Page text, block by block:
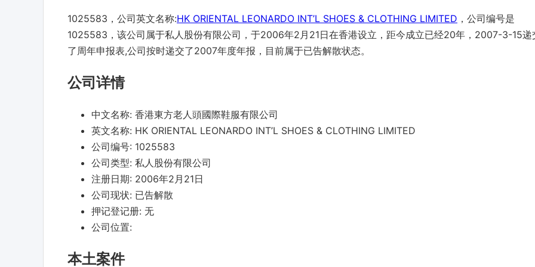
1025583，公司英文名称:HK ORIENTAL LEONARDO INT’L SHOES & CLOTHING LIMITED ，公司编号是
1025583，该公司属于私人股份有限公司，于2006年2月21日在香港设立，距今成立已经20年，2007-3-15递
了周年申报表,公司按时递交了2007年度年报，目前属于已告解散状态。
公司详情
中文名称: 香港東方老人頭國際鞋服有限公司
英文名称: HK ORIENTAL LEONARDO INT’L SHOES & CLOTHING LIMITED
公司编号: 1025583
公司类型: 私人股份有限公司
注册日期: 2006年2月21日
公司现状: 已告解散
押记登记册: 无
公司位置:
本土案件